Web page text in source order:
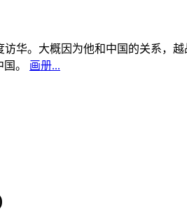
访华。大概因为他和中国的关系
。 画册...